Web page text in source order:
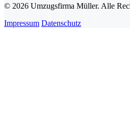
© 2026 Umzugsfirma Müller. Alle
Impressum Datenschutz